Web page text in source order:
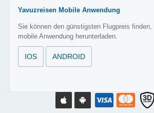
Yavuzreisen Mobile Anwendung
Sie können den günstigsten Flugpreis
mobile Anwendung herunterladen.
IOS ANDROID